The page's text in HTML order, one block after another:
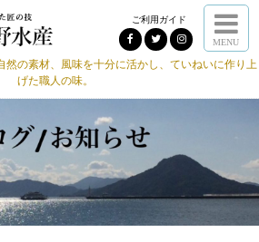
ご利用ガイド
MENU
然の素材、風味を十分に活かし、ていねいに作り上
げた職人の味。